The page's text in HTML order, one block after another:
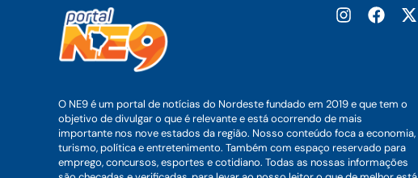
O NE9 é um portal de notícias do Nordeste fundado em 2019 e que tem o
objetivo de divulgar o que é relevante e está ocorrendo de mais
importante nos nove estados da região. Nosso conteúdo foca a economia,
turismo, política e entretenimento. Também com espaço reservado para
emprego, concursos, esportes e cotidiano. Todas as nossas informações